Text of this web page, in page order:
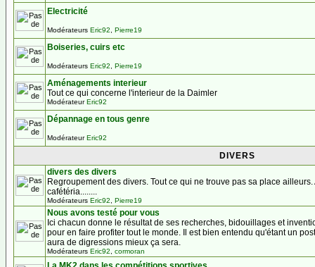
Electricité
Modérateurs Eric92 Pierre19
Boiseries, cuirs etc
Modérateurs Eric92 Pierre19
Aménagements interieur
Tout ce qui concerne l'interieur de la Daimler
ModérateurEric92
Dépannage en tous genre
ModérateurEric92
DIVERS
divers des divers
Regroupement des divers. Tout ce qui ne trouve pas sa place ailleurs.
cafétéria........
Modérateurs Eric92 Pierre19
Nous avons testé pour vous
Ici chacun donne le résultat de ses recherches, bidouillages et
pour en faire profiter tout le monde. Il est bien entendu qu'étant un
aura de digressions mieux ça sera.
Modérateurs Eric92 cormoran